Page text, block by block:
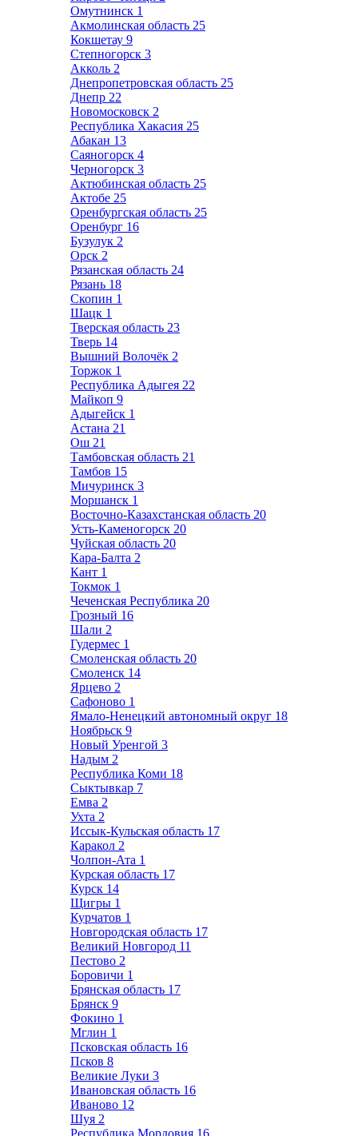
Омутнинск 1
Акмолинская область 25
Кокшетау 9
Степногорск 3
Акколь 2
Днепропетровская область 25
Днепр 22
Новомосковск 2
Республика Хакасия 25
Абакан 13
Саяногорск 4
Черногорск 3
Актюбинская область 25
Актобе 25
Оренбургская область 25
Оренбург 16
Бузулук 2
Орск 2
Рязанская область 24
Рязань 18
Скопин 1
Шацк 1
Тверская область 23
Тверь 14
Вышний Волочёк 2
Торжок 1
Республика Адыгея 22
Майкоп 9
Адыгейск 1
Астана 21
Ош 21
Тамбовская область 21
Тамбов 15
Мичуринск 3
Моршанск 1
Восточно-Казахстанская область 20
Усть-Каменогорск 20
Чуйская область 20
Кара-Балта 2
Кант 1
Токмок 1
Чеченская Республика 20
Грозный 16
Шали 2
Гудермес 1
Смоленская область 20
Смоленск 14
Ярцево 2
Сафоново 1
Ямало-Ненецкий автономный округ 18
Ноябрьск 9
Новый Уренгой 3
Надым 2
Республика Коми 18
Сыктывкар 7
Емва 2
Ухта 2
Иссык-Кульская область 17
Каракол 2
Чолпон-Ата 1
Курская область 17
Курск 14
Щигры 1
Курчатов 1
Новгородская область 17
Великий Новгород 11
Пестово 2
Боровичи 1
Брянская область 17
Брянск 9
Фокино 1
Мглин 1
Псковская область 16
Псков 8
Великие Луки 3
Ивановская область 16
Иваново 12
Шуя 2
Республика Мордовия 16